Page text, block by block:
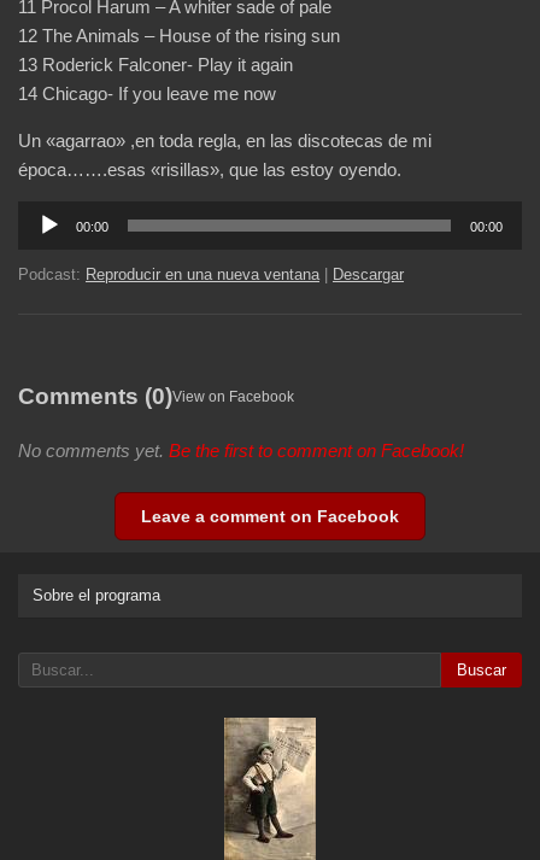
11 Procol Harum – A whiter sade of pale
12 The Animals – House of the rising sun
13 Roderick Falconer- Play it again
14 Chicago- If you leave me now
Un «agarrao» ,en toda regla, en las discotecas de mi
época…….esas «risillas», que las estoy oyendo.
Reproductor
audio
00:00 00:00
Podcast: Reproducir en una nueva ventana| Descargar
Comments (0)View on Facebook
No comments yet. Be the first to comment on Facebook!
Leave a comment on Facebook
Sobre el programa
Buscar